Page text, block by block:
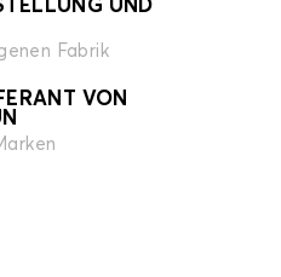
UND
Fabrik
VON